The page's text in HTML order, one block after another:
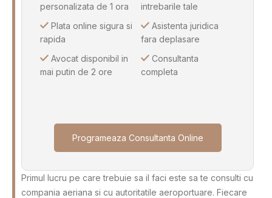
personalizata de 1 ora
Plata online sigura si
rapida
Avocat disponibil in
mai putin de 2 ore
intrebarile tale
Asistenta juridica
fara deplasare
Consultanta
completa
Programeaza Consultanta Online
Primul lucru pe care trebuie sa il faci este sa te consulti cu
compania aeriana si cu autoritatile aeroportuare. Fiecare